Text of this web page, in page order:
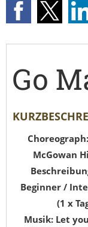
Go
McGowan
Beginner /
(1 x
Musik: Let